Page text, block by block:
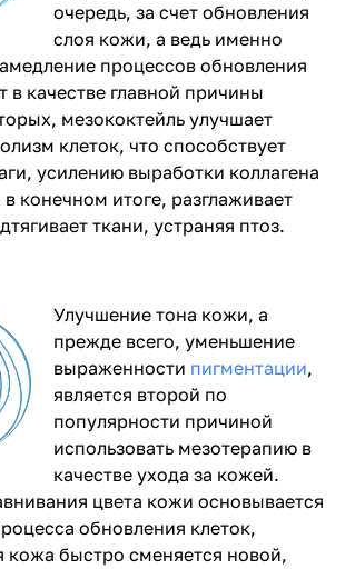
очередь, за счет обновления
слоя кожи, а ведь именно
процессов обновления
в качестве главной причины
мезококтейль улучшает
клеток, что способствует
усилению выработки коллагена
в конечном итоге, разглаживает
ткани, устраняя птоз.
Улучшение тона кожи, а
прежде всего, уменьшение
выраженности пигментации,
является второй по
популярности причиной
использовать мезотерапию в
качестве ухода за кожей.
цвета кожи основывается
обновления клеток,
кожа быстро сменяется новой,